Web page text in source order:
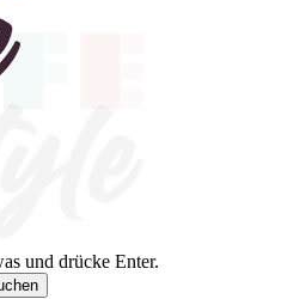
und drücke Enter.